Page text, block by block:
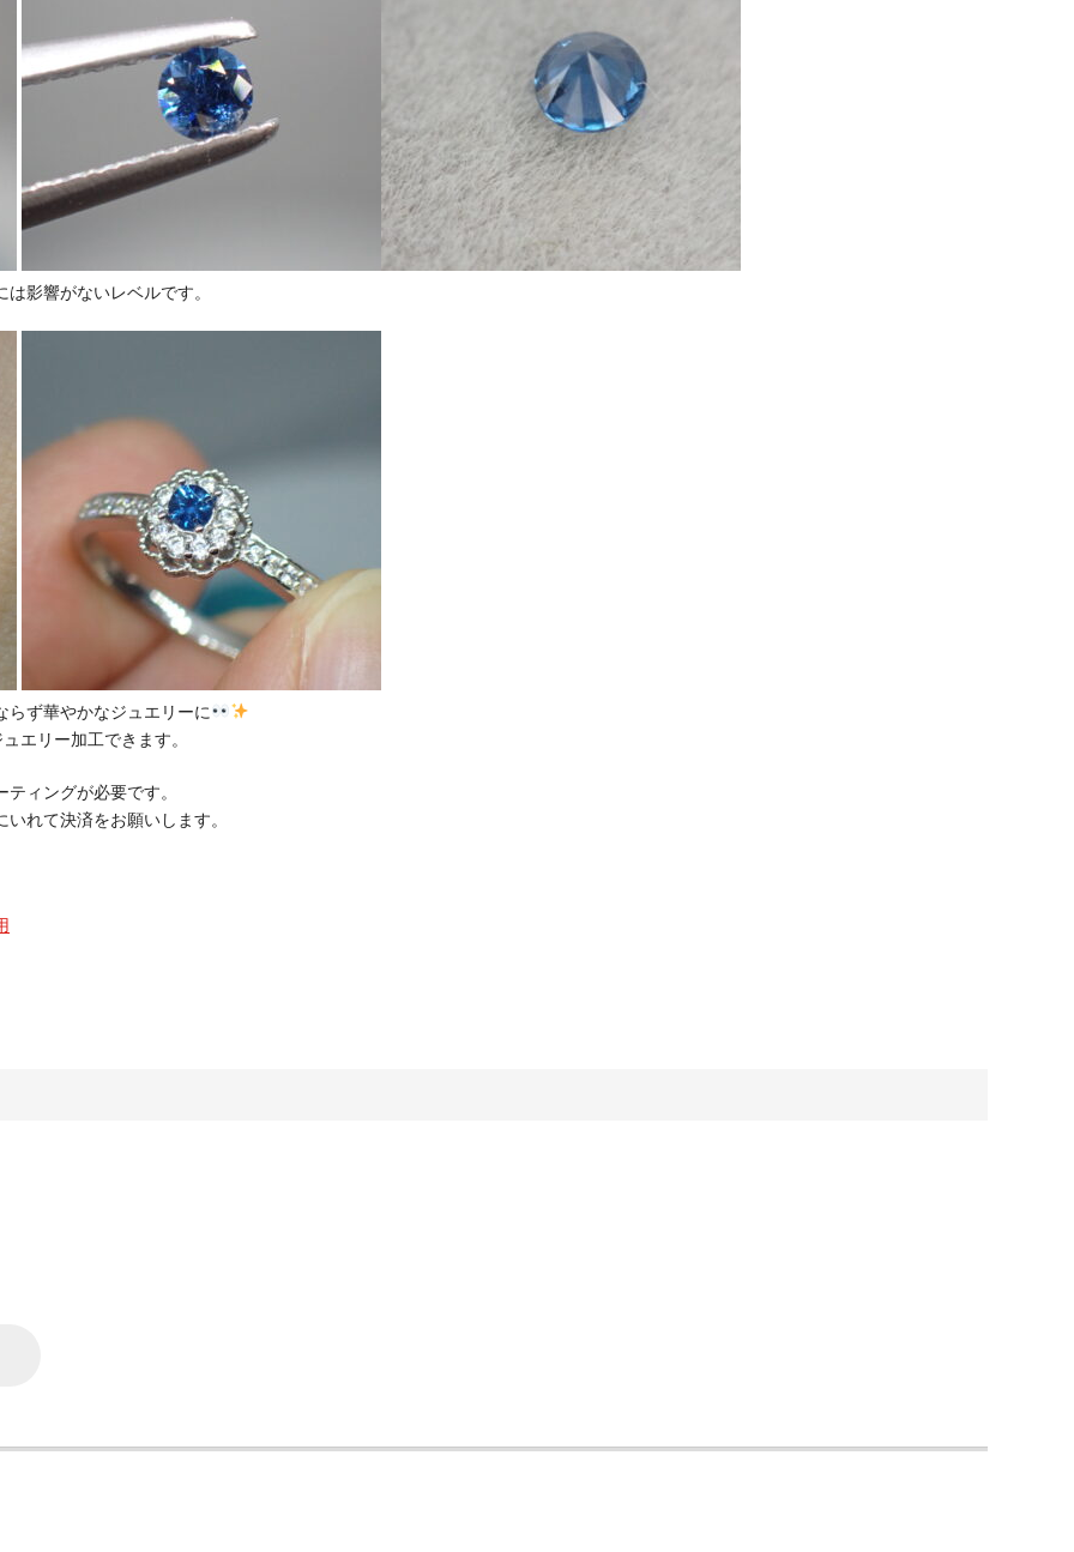
影響がないレベルです。
らず華やかなジュエリーに
エリー加工できます。
ィングが必要です。
れて決済をお願いします。